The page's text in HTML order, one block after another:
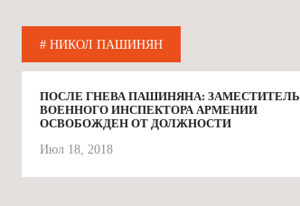
# НИКОЛ ПАШИНЯН
ПОСЛЕ ГНЕВА ПАШИНЯНА: ЗАМЕСТИТЕЛЬ
ВОЕННОГО ИНСПЕКТОРА АРМЕНИИ
ОСВОБОЖДЕН ОТ ДОЛЖНОСТИ
Июл 18, 2018